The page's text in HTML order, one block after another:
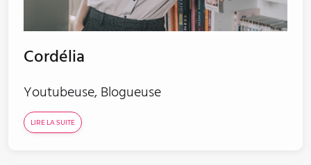
Cordélia
Youtubeuse, Blogueuse
LIRE LA SUITE